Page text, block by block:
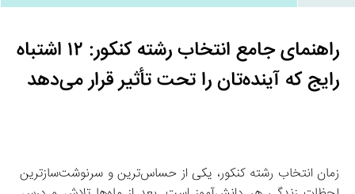
راهنمای جامع انتخاب رشته کنکور: ۱۲ اشتباه
رایج که آینده‌تان را تحت تأثیر قرار می‌دهد
زمان انتخاب رشته کنکور، یکی از حساس‌ترین و سرنوشت‌سازترین